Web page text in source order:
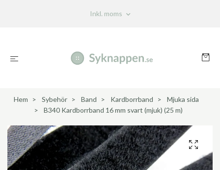
Inkl. moms
Hem Sybehör Band Kardborrband
Mjuka sida
B340 Kardborrband 16 mm svart (mjuk) (25 m)